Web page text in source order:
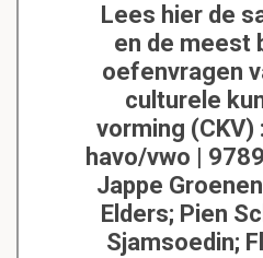
Lees hier de
en de meest
oefenvragen
culturele
vorming (CKV)
havo/vwo |
Jappe
Elders; Pien
Sjamsoedin;